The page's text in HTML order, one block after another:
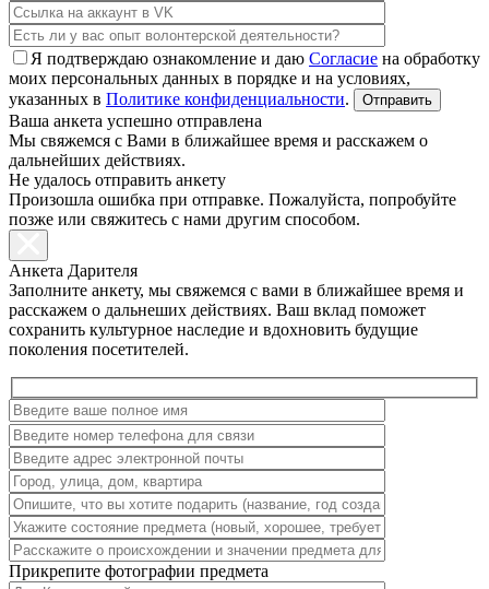
Я подтверждаю ознакомление и даю Согласие на обработку
моих персональных данных в порядке и на условиях,
указанных в Политике конфиденциальности.
Ваша анкета успешно отправлена
Мы свяжемся с Вами в ближайшее время и расскажем о
дальнейших действиях.
Не удалось отправить анкету
Произошла ошибка при отправке. Пожалуйста, попробуйте
позже или свяжитесь с нами другим способом.
Анкета Дарителя
Заполните анкету, мы свяжемся с вами в ближайшее время и
расскажем о дальнеших действиях. Ваш вклад поможет
сохранить культурное наследие и вдохновить будущие
поколения посетителей.
Прикрепите фотографии предмета